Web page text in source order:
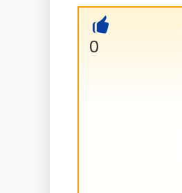
+
0